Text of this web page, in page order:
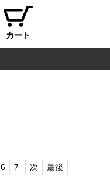
カート
6 7 次 最後